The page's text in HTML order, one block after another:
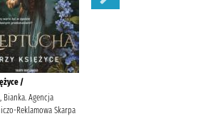
/
Bianka. Agencja
Reklamowa Skarpa